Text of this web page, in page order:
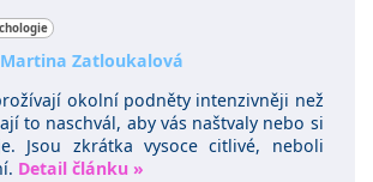
Martina Zatloukalová
okolní podněty intenzivněji než
to naschvál, aby vás naštvaly nebo si
Jsou zkrátka vysoce citlivé, neboli
Detail článku »